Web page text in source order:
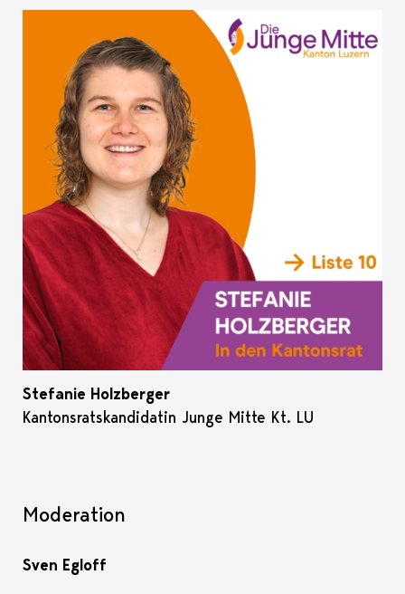
Stefanie Holzberger
Kantonsratskandidatin Junge Mitte Kt. LU
Moderation
Sven Egloff